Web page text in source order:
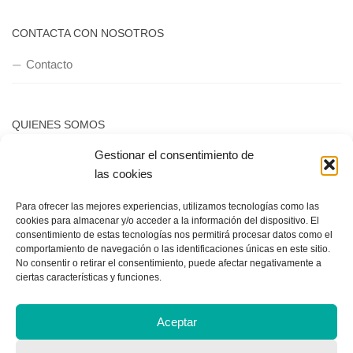
Gestionar el consentimiento de
las cookies
Para ofrecer las mejores experiencias, utilizamos tecnologías como las
cookies para almacenar y/o acceder a la información del dispositivo. El
consentimiento de estas tecnologías nos permitirá procesar datos como el
comportamiento de navegación o las identificaciones únicas en este sitio.
No consentir o retirar el consentimiento, puede afectar negativamente a
ciertas características y funciones.
Aceptar
QUIENES SOMOS
POLÍTICA DE PRIVACIDAD
Política de privacidad
Copyright © 2018, Equipo IIColumnas